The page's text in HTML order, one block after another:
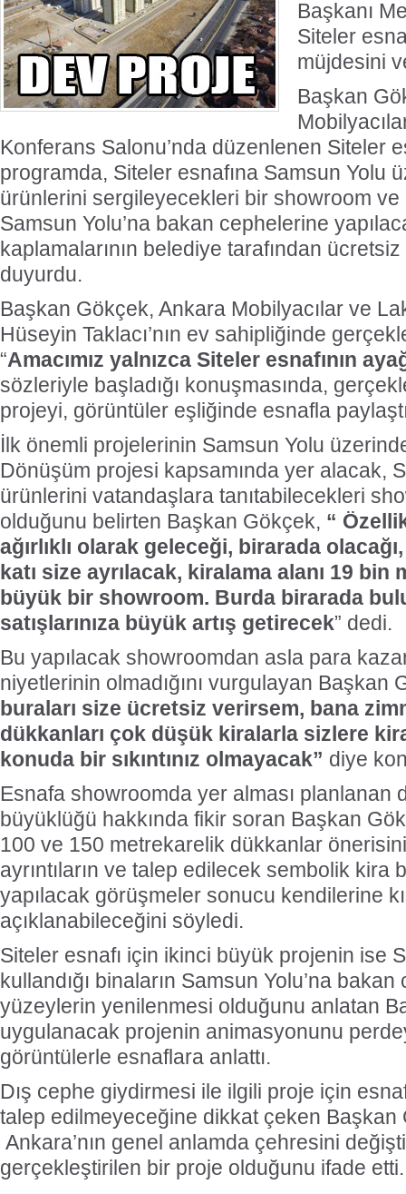
Başkanı
Siteler
müjdesini
Başkan
Konferans Salonu’nda düzenlenen Siteler
programda, Siteler esnafına Samsun Yolu
ürünlerini sergileyecekleri bir showroom ve
Samsun Yolu’na bakan cephelerine
kaplamalarının belediye tarafından
duyurdu.
Başkan Gökçek, Ankara Mobilyacılar ve
Hüseyin Taklacı’nın ev sahipliğinde
“Amacımız yalnızca Siteler esnafının
sözleriyle başladığı konuşmasında,
projeyi, görüntüler eşliğinde esnafla
İlk önemli projelerinin Samsun Yolu
Dönüşüm projesi kapsamında yer alacak,
ürünlerini vatandaşlara tanıtabilecekleri
olduğunu belirten Başkan Gökçek, “
ağırlıklı olarak geleceği, birarada
katı size ayrılacak, kiralama alanı 19 bin
büyük bir showroom. Burda birarada
satışlarınıza büyük artış getirecek” dedi.
Bu yapılacak showroomdan asla para
niyetlerinin olmadığını vurgulayan Başkan
buraları size ücretsiz verirsem, bana
dükkanları çok düşük kiralarla sizlere
konuda bir sıkıntınız olmayacak” diye
Esnafa showroomda yer alması planlanan
büyüklüğü hakkında fikir soran Başkan
100 ve 150 metrekarelik dükkanlar
ayrıntıların ve talep edilecek sembolik kira
yapılacak görüşmeler sonucu kendilerine
açıklanabileceğini söyledi.
Siteler esnafı için ikinci büyük projenin ise
kullandığı binaların Samsun Yolu’na
yüzeylerin yenilenmesi olduğunu anlatan
uygulanacak projenin animasyonunu
görüntülerle esnaflara anlattı.
Dış cephe giydirmesi ile ilgili proje için
talep edilmeyeceğine dikkat çeken Başkan
Ankara’nın genel anlamda çehresini
gerçekleştirilen bir proje olduğunu ifade etti.